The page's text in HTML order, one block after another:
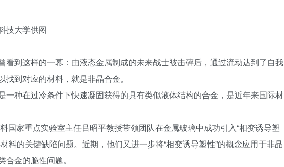
技大学供图
看到这样的一幕：由液态金属制成的未来战士被击碎后，通过流动达到了自我
到对应的材料，就是非晶合金。
一种在过冷条件下快速凝固获得的具有类似液体结构的合金，是近年来国际材
国家重点实验室主任吕昭平教授带领团队在金属玻璃中成功引入“相变诱导塑
料的关键缺陷问题。近期，他们又进一步将“相变诱导塑性”的概念应用于非晶
金的脆性问题。